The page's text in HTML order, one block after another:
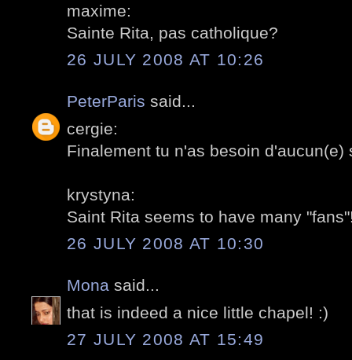
maxime:
Sainte Rita, pas catholique?
26 JULY 2008 AT 10:26
PeterParis said...
cergie:
Finalement tu n'as besoin d'aucun(e)
krystyna:
Saint Rita seems to have many
26 JULY 2008 AT 10:30
Mona said...
that is indeed a nice little chapel! :)
27 JULY 2008 AT 15:49